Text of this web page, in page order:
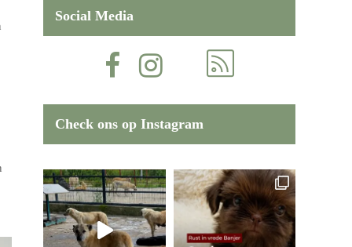
Social Media
Check ons op Instagram